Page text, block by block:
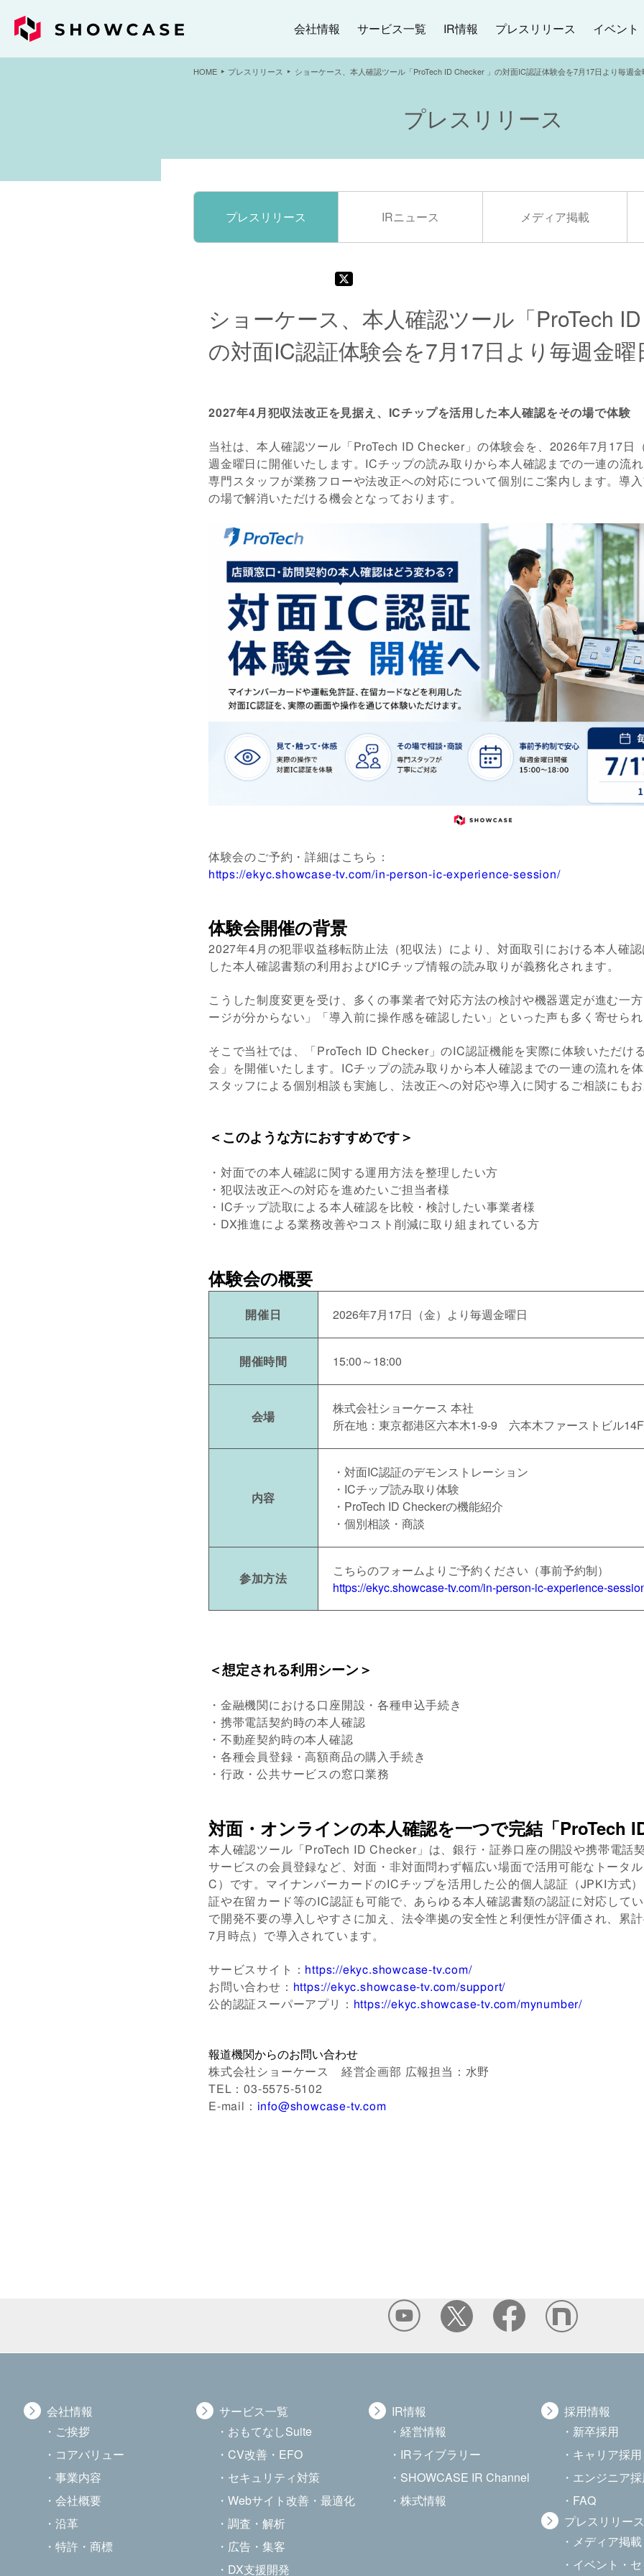
会社情報 サービス一覧 IR情報 プレスリリース イベント
プレスリリース
HOME プレスリリース ショーケース、本人確認ツール「ProTech ID Checker 」の対面IC認証体験会を7月17日より毎週
プレスリリース IRニュース メディア掲載
ショーケース、本人確認ツール「ProTech
の対面IC認証体験会を7月17日より毎週金曜
2027年4月犯収法改正を見据え、ICチップを活用した本人確認をその場で体験
当社は、本人確認ツール「ProTech ID Checker」の体験会を、2026年7月17日
週金曜日に開催いたします。ICチップの読み取りから本人確認までの一連の流
専門スタッフが業務フローや法改正への対応について個別にご案内します。導
の場で解消いただける機会となっております。
体験会のご予約・詳細はこちら：
https://ekyc.showcase-tv.com/in-person-ic-experience-session/
体験会開催の背景
2027年4月の犯罪収益移転防止法（犯収法）により、対面取引における本人確
した本人確認書類の利用およびICチップ情報の読み取りが義務化されます。
こうした制度変更を受け、多くの事業者で対応方法の検討や機器選定が進む一
ージが分からない」「導入前に操作感を確認したい」といった声も多く寄せら
そこで当社では、「ProTech ID Checker」のIC認証機能を実際に体験いただけ
会」を開催いたします。ICチップの読み取りから本人確認までの一連の流れを
スタッフによる個別相談も実施し、法改正への対応や導入に関するご相談にも
＜このような方におすすめです＞
・対面での本人確認に関する運用方法を整理したい方
・犯収法改正への対応を進めたいご担当者様
・ICチップ読取による本人確認を比較・検討したい事業者様
・DX推進による業務改善やコスト削減に取り組まれている方
体験会の概要
開催日 2026年7月17日（金）より毎週金曜日
開催時間 15:00～18:00
会場
株式会社ショーケース 本社
所在地：東京都港区六本木1-9-9 六本木ファーストビル14F
内容
・対面IC認証のデモンストレーション
・ICチップ読み取り体験
・ProTech ID Checkerの機能紹介
・個別相談・商談
参加方法
こちらのフォームよりご予約ください（事前予約制）
https://ekyc.showcase-tv.com/in-person-ic-experience-
＜想定される利用シーン＞
・金融機関における口座開設・各種申込手続き
・携帯電話契約時の本人確認
・不動産契約時の本人確認
・各種会員登録・高額商品の購入手続き
・行政・公共サービスの窓口業務
対面・オンラインの本人確認を一つで完結「ProTech
本人確認ツール「ProTech ID Checker」は、銀行・証券口座の開設や携帯電話
サービスの会員登録など、対面・非対面問わず幅広い場面で活用可能なトータ
C）です。マイナンバーカードのICチップを活用した公的個人認証（JPKI方式
証や在留カード等のIC認証も可能で、あらゆる本人確認書類の認証に対応して
で開発不要の導入しやすさに加え、法令準拠の安全性と利便性が評価され、累
7月時点）で導入されています。
サービスサイト： https://ekyc.showcase-tv.com/
お問い合わせ： https://ekyc.showcase-tv.com/support/
公的認証スーパーアプリ： https://ekyc.showcase-tv.com/mynumber/
報道機関からのお問い合わせ
株式会社ショーケース 経営企画部 広報担当：水野
TEL：03-5575-5102
E-mail： info@showcase-tv.com
会社情報
ご挨拶
コアバリュー
事業内容
会社概要
沿革
特許・商標
サービス一覧
おもてなしSuite
CV改善・EFO
セキュリティ対策
Webサイト改善・最適化
調査・解析
広告・集客
DX支援開発
IR情報
経営情報
IRライブラリー
SHOWCASE IR Channel
株式情報
採用情報
新卒採用
キャリア採用
エンジニア
FAQ
プレスリリース
メディア掲載
イベント・